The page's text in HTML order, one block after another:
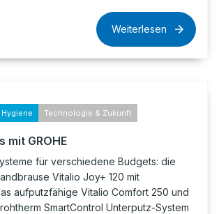
Weiterlesen
Technologie & Zukunft
mit GROHE
für verschiedene Budgets: die
Vitalio Joy+ 120 mit
aufputzfähige Vitalio Comfort 250 und
SmartControl Unterputz-System